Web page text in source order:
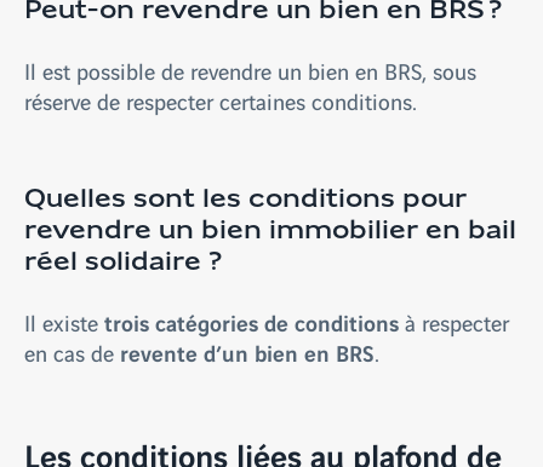
Peut-on revendre un bien en BRS ?
Il est possible de revendre un bien en BRS, sous
réserve de respecter certaines conditions.
Quelles sont les conditions pour
revendre un bien immobilier en bail
réel solidaire ?
Il existetrois catégories de conditionsà respecter
en cas de revente d’un bien en BRS.
Les conditions liées au plafond de